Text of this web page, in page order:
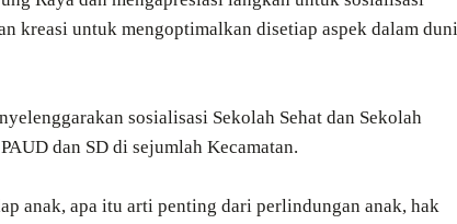
kreasi untuk mengoptimalkan disetiap aspek dalam
sosialisasi Sekolah Sehat dan Sekolah
dan SD di sejumlah Kecamatan.
anak, apa itu arti penting dari perlindungan anak, hak